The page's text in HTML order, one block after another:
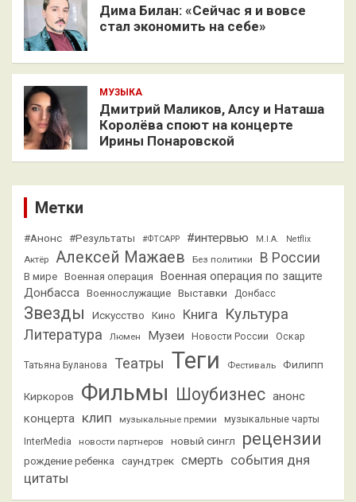
Дима Билан: «Сейчас я и вовсе
стал экономить на себе»
МУЗЫКА
Дмитрий Маликов, Алсу и Наташа
Королёва споют на концерте
Ирины Понаровской
Метки
#Анонс #Результаты #ФТСАРР #интервью M.I.A. Netflix
Актёр Алексей Мажаев Без политики В России
В мире Военная операция
Военная операция по защите
Донбасса Военнослужащие Выставки Донбасс
Звезды Искусство Кино Книга Культура
Литература Люмен Музеи Новости России Оскар
Татьяна Буланова Театры Теги Фестиваль Филипп
Киркоров Фильмы Шоубизнес анонс
концерта клип музыкальные премии
музыкальные чарты
InterMedia
новости партнеров новый сингл рецензии
рождение ребенка саундтрек смерть события дня
цитаты